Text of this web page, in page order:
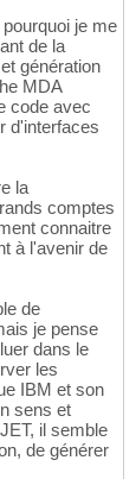
je me
de la
génération
MDA
code avec
d'interfaces
la
comptes
connaitre
à l'avenir de
de
je pense
dans le
les
IBM et son
sens et
il semble
de générer